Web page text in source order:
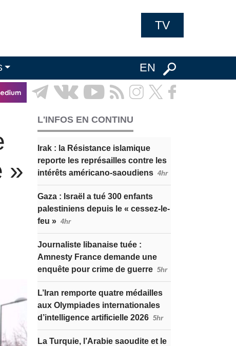
TV
EN
»
L'INFOS EN CONTINU
Irak : la Résistance islamique
reporte les représailles contre les
intérêts américano-saoudiens 4hr
Gaza : Israël a tué 300 enfants
palestiniens depuis le « cessez-le-
feu » 4hr
Journaliste libanaise tuée :
Amnesty France demande une
enquête pour crime de guerre 5hr
L’Iran remporte quatre médailles
aux Olympiades internationales
d’intelligence artificielle 2026 5hr
La Turquie, l’Arabie saoudite et le